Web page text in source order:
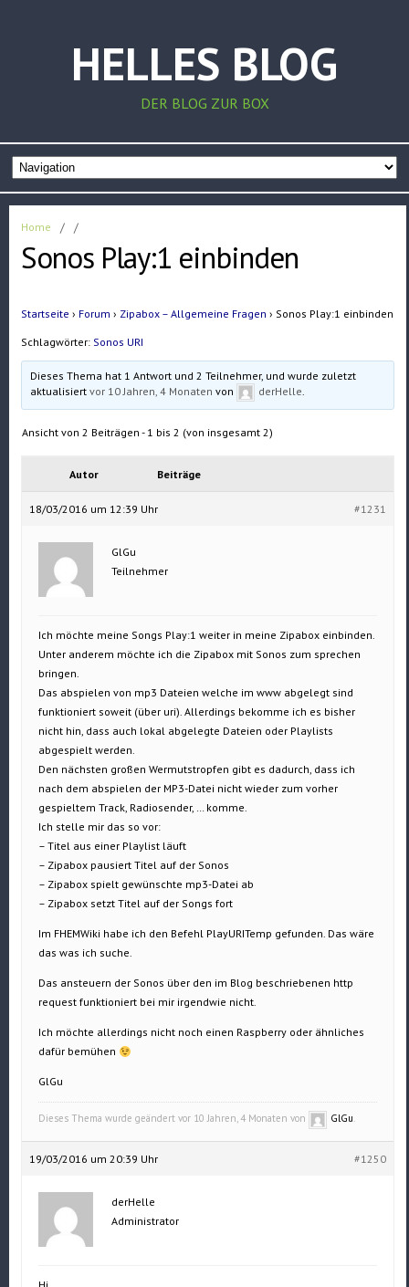
HELLES BLOG
DER BLOG ZUR BOX
Home / /
Sonos Play:1 einbinden
Startseite › Forum › Zipabox – Allgemeine Fragen › Sonos Play:1 einbinden
Schlagwörter: Sonos URI
Dieses Thema hat 1 Antwort und 2 Teilnehmer, und wurde zuletzt
aktualisiertvor 10 Jahren, 4 Monaten von derHelle.
Ansicht von 2 Beiträgen - 1 bis 2 (von insgesamt 2)
Autor Beiträge
18/03/2016 um 12:39 Uhr #1231
GlGu
Teilnehmer
Ich möchte meine Songs Play:1 weiter in meine Zipabox einbinden.
Unter anderem möchte ich die Zipabox mit Sonos zum sprechen
bringen.
Das abspielen von mp3 Dateien welche im www abgelegt sind
funktioniert soweit (über uri). Allerdings bekomme ich es bisher
nicht hin, dass auch lokal abgelegte Dateien oder Playlists
abgespielt werden.
Den nächsten großen Wermutstropfen gibt es dadurch, dass ich
nach dem abspielen der MP3-Datei nicht wieder zum vorher
gespieltem Track, Radiosender, … komme.
Ich stelle mir das so vor:
– Titel aus einer Playlist läuft
– Zipabox pausiert Titel auf der Sonos
– Zipabox spielt gewünschte mp3-Datei ab
– Zipabox setzt Titel auf der Songs fort
Im FHEMWiki habe ich den Befehl PlayURITemp gefunden. Das wäre
das was ich suche.
Das ansteuern der Sonos über den im Blog beschriebenen http
request funktioniert bei mir irgendwie nicht.
Ich möchte allerdings nicht noch einen Raspberry oder ähnliches
dafür bemühen
GlGu
Dieses Thema wurde geändert vor 10 Jahren, 4 Monaten von GlGu.
19/03/2016 um 20:39 Uhr #1250
derHelle
Administrator